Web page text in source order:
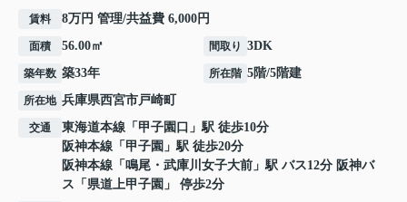
賃料 8万円 管理/共益費 6,000円
面積 56.00㎡ 間取り 3DK
築年数 築33年 所在階 5階/5階建
所在地 兵庫県西宮市戸崎町
交通 東海道本線 「 甲子園口 」駅 徒歩10分
阪神本線 「 甲子園 」駅 徒歩20分
阪神本線 「 鳴尾・武庫川女子大前 」駅 バス12分 阪神バ
ス「県道上甲子園」 停歩2分